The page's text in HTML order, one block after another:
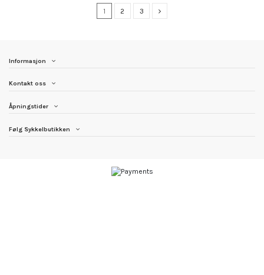
1 2 3
Informasjon
Kontakt oss
Åpningstider
Følg Sykkelbutikken